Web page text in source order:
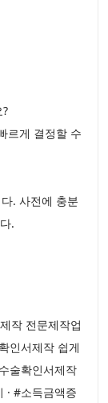
르게 결정할 수
. 사전에 충분
.
작 전문제작업
인서제작 쉽게
술확인서제작
· #소득금액증